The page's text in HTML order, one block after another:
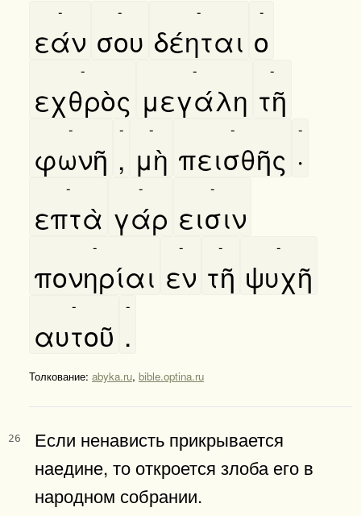
εάν
-
σου
-
δέηται
-
ο
-
εχθρὸς
-
μεγάλη
-
τῆ
-
φωνῆ
-
,
-
μὴ
-
πεισθῆς
-
·
-
επτὰ
-
γάρ
-
εισιν
-
πονηρίαι
-
εν
-
τῆ
-
ψυχῆ
-
αυτοῦ
-
.
-
Толкование: abyka.ru, bible.optina.ru
26
Если ненависть прикрывается
наедине, то откроется злоба его в
народном собрании.